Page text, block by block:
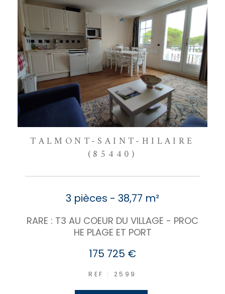
TALMONT-SAINT-HILAIRE
(85440)
3 pièces - 38,77 m²
RARE : T3 AU COEUR DU VILLAGE - PROC
HE PLAGE ET PORT
175 725 €
REF : 2599